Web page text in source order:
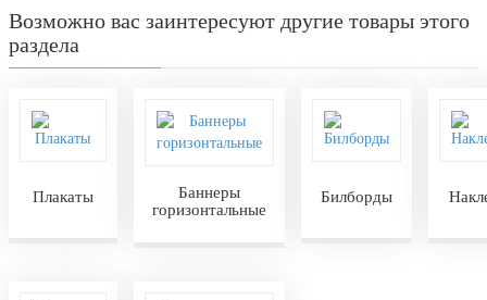
Возможно вас заинтересуют другие товары этого
раздела
Плакаты
Баннеры
горизонтальные
Билборды